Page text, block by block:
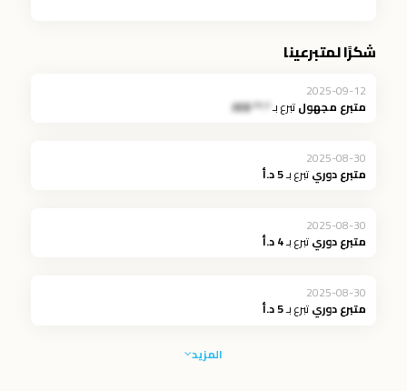
شكرًا لمتبرعينا
2025-09-12
متبرع مجهولتبرع بـ*.** JOD
2025-08-30
متبرع دوريتبرع بـ5 د.أ
2025-08-30
متبرع دوريتبرع بـ4 د.أ
2025-08-30
متبرع دوريتبرع بـ5 د.أ
المزيد